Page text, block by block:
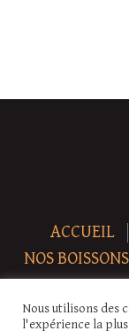
ACCUEIL
NOS BOISSONS
Copyright ©
Nous utilisons des
l'expérience la